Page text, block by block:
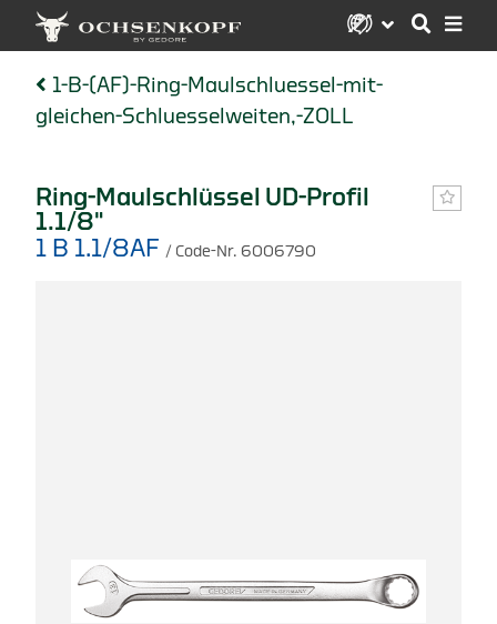
1-B-(AF)-Ring-Maulschluessel-mit-
gleichen-Schluesselweiten,-ZOLL
Ring-Maulschlüssel UD-Profil
1.1/8"
1 B 1.1/8AF / Code-Nr. 6006790